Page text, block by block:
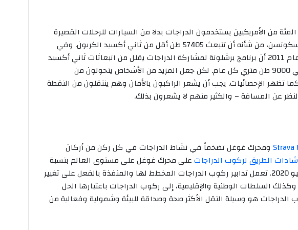
أخرى، وجد انه 20 في المئة من الأمريكيين يستخدمون الدراجات بدلا من السيارات للرحلات القصيرة
في ميلووكي وماديسون بولاية ويسكونسن، من شأنه أن تنبعث 57405 طن أقل من ثاني أكسيد الكربون. وفي
الوقت نفسه، وجدت دراسة أجريت عام 2011 أن برنامج برشلونة لمشاركة الدراجات يقلل من انبعاثات ثاني أكسيد
الكربون في المدينة الإسبانية بحوالي 9000 طن متري كل عام. لكن جعل المزيد من الأشخاص يتحولون من
تظهر الإحصائيات. يجب أن يشعر الراكبون بالأمان وهم ينتقلون من النقطة
عن المسافة – والكثير منهم لا يشعرون بذلك.
Strava ومحرك غوغل تضخماً في نشاط الدراجات في كل ركن من أركان
الطريق لركوب الدراجاتعلى محرك غوغل على مستوى العالم بنسبة
69% بين شباط/ فبراير وحزيران/ يونيو 2020. تعمل تدابير ركوب الدراجات المخطط لها والمنفذة بالفعل على تغيير
وكذلك السلطات الوطنية والإقليمية، إلى ركوب الدراجات باعتبارها الحل
الدراجات هو وسيلة النقل الأكثر صحة وصداقة للبيئة وشمولية وفعالية من